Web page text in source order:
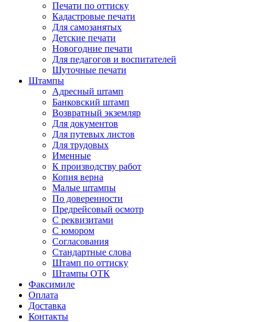
Печати по оттиску
Кадастровые печати
Для самозанятых
Детские печати
Новогодние печати
Для педагогов и воспитателей
Шуточные печати
Штампы
Адресный штамп
Банковский штамп
Возвратный экземляр
Для документов
Для путевых листов
Для трудовых
Именные
К производству работ
Копия верна
Малые штампы
По доверенности
Предрейсовый осмотр
С реквизитами
С юмором
Согласования
Стандартные слова
Штамп по оттиску
Штампы ОТК
Факсимиле
Оплата
Доставка
Контакты